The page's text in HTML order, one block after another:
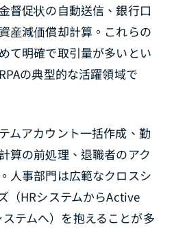
督促状の自動送信、銀行口
産減価償却計算。これらの
て明確で取引量が多いとい
の典型的な活躍領域で
ムアカウント一括作成、勤
算の前処理、退職者のアク
人事部門は広範なクロスシ
（HRシステムからActive
テムへ）を抱えることが多